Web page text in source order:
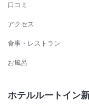
口コミ
アクセス
食事・レストラン
お風呂
ホテルルートイン